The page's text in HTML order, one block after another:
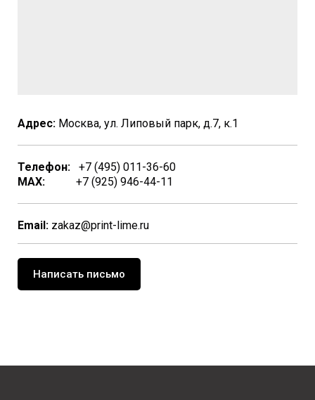
Адрес: Москва, ул. Липовый парк, д.7, к.1
Телефон: +7 (495) 011-36-60
MAX: +7 (925) 946-44-11
Email: zakaz@print-lime.ru
Написать письмо